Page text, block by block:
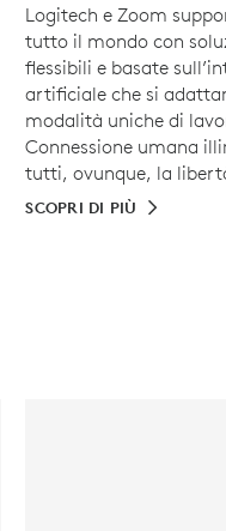
Logitech e Zoom
tutto il mondo con
flessibili e basate
artificiale che si
modalità uniche di
Connessione umana
tutti, ovunque, la
SCOPRI DI PIÙ